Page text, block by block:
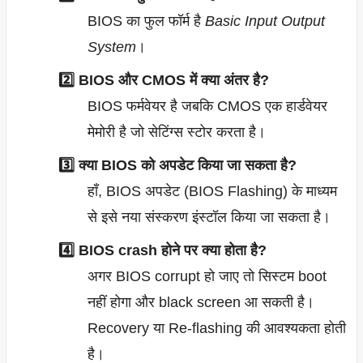
BIOS का फुल फॉर्म है Basic Input Output
System।
2️⃣ BIOS और CMOS में क्या अंतर है?
BIOS फर्मवेयर है जबकि CMOS एक हार्डवेयर
मेमोरी है जो सेटिंग्स स्टोर करता है।
3️⃣ क्या BIOS को अपडेट किया जा सकता है?
हाँ, BIOS अपडेट (BIOS Flashing) के माध्यम
से इसे नया संस्करण इंस्टॉल किया जा सकता है।
4️⃣ BIOS crash होने पर क्या होता है?
अगर BIOS corrupt हो जाए तो सिस्टम boot
नहीं होगा और black screen आ सकती है।
Recovery या Re-flashing की आवश्यकता होती
है।